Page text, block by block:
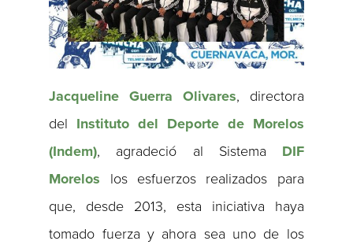
Jacqueline Guerra Olivares, directora
del Instituto del Deporte de Morelos
(Indem), agradeció al Sistema DIF
Morelos los esfuerzos realizados para
que, desde 2013, esta iniciativa haya
tomado fuerza y ahora sea uno de los